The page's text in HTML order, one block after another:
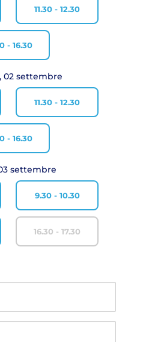
11.30 - 12.30
- 16.30
02 settembre
11.30 - 12.30
- 16.30
settembre
9.30 - 10.30
16.30 - 17.30